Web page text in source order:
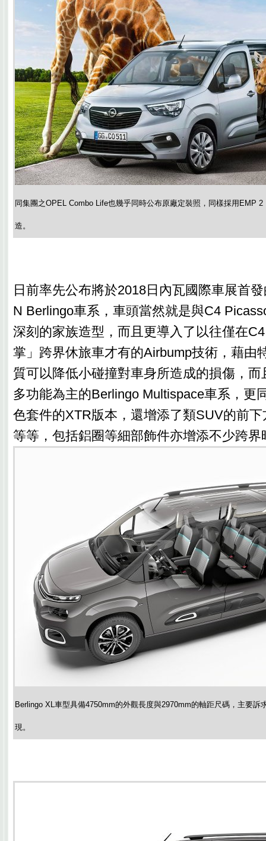
同集團之OPEL Combo Life也幾乎同時公布原廠定裝照，同樣採用EMP
造。
日前率先公布將於2018日內瓦國際車展首
N Berlingo車系，車頭當然就是與C4
深刻的家族造型，而且更導入了以往僅在
掌」跨界休旅車才有的Airbump技術，藉由
質可以降低小碰撞對車身所造成的損傷，
多功能為主的Berlingo Multispace車系，更
色套件的XTR版本，還增添了類SUV的前
等等，包括鋁圈等細部飾件亦增添不少跨界
Berlingo XL車型具備4750mm的外觀長度與2970mm的軸距尺碼，主要訴
現。